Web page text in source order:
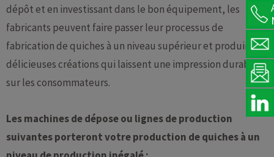
dépôt et en investissant dans le bon équipement, les
fabricants peuvent faire passer leur processus de
fabrication de quiches à un niveau supérieur et produire de
délicieuses créations qui laissent une impression durable
sur les consommateurs.
Les machines de dépose ou lignes de production
suivantes porteront votre production de quiches à un